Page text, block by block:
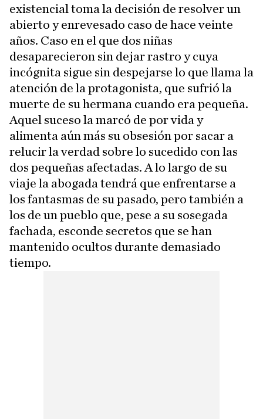
existencial toma la decisión de resolver un
abierto y enrevesado caso de hace veinte
años. Caso en el que dos niñas
desaparecieron sin dejar rastro y cuya
incógnita sigue sin despejarse lo que llama la
atención de la protagonista, que sufrió la
muerte de su hermana cuando era pequeña.
Aquel suceso la marcó de por vida y
alimenta aún más su obsesión por sacar a
relucir la verdad sobre lo sucedido con las
dos pequeñas afectadas. A lo largo de su
viaje la abogada tendrá que enfrentarse a
los fantasmas de su pasado, pero también a
los de un pueblo que, pese a su sosegada
fachada, esconde secretos que se han
mantenido ocultos durante demasiado
tiempo.